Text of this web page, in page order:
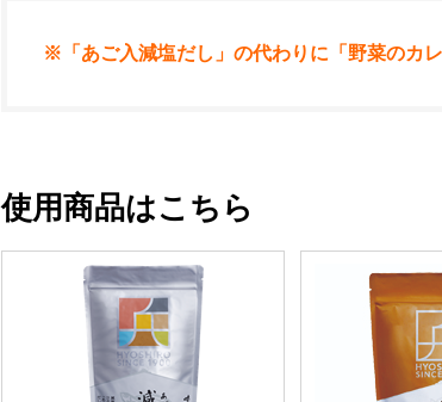
※「あご入減塩だし」の代わりに「野菜のカ
使用商品はこちら